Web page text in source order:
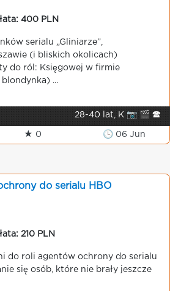
400 PLN
serialu „Gliniarze”,
(i bliskich okolicach)
do ról: Księgowej w firmie
...
28-40 lat, K 📷 🎬 🕿
★ 0 🕒 06 Jun
do serialu HBO
210 PLN
do roli agentów ochrony do serialu
się osób, które nie brały jeszcze